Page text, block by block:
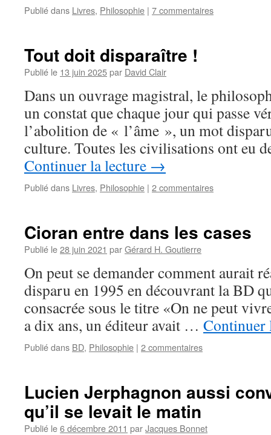
Publié dans Livres, Philosophie | 7 commentaires
Tout doit disparaître !
Publié le 13 juin 2025par David Clair
Dans un ouvrage magistral, le
un constat que chaque jour qui passe
l’abolition de « l’âme », un mot
culture. Toutes les civilisations ont eu
Continuer la lecture →
Publié dans Livres, Philosophie | 2 commentaires
Cioran entre dans les cases
Publié le28 juin 2021 parGérard H. Goutierre
On peut se demander comment aurait
disparu en 1995 en découvrant la BD
consacrée sous le titre «On ne peut
a dix ans, un éditeur avait …
Publié dans BD, Philosophie | 2 commentaires
Lucien Jerphagnon aussi
qu’il se levait le matin
Publié le6 décembre 2011 parJacques Bonnet